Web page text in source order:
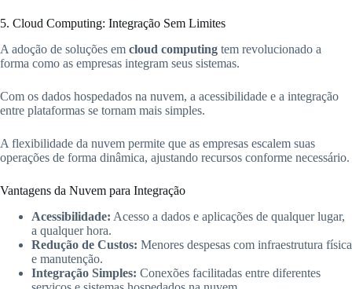
5. Cloud Computing: Integração Sem Limites
A adoção de soluções em cloud computing tem revolucionado a
forma como as empresas integram seus sistemas.
Com os dados hospedados na nuvem, a acessibilidade e a integração
entre plataformas se tornam mais simples.
A flexibilidade da nuvem permite que as empresas escalem suas
operações de forma dinâmica, ajustando recursos conforme necessário.
Vantagens da Nuvem para Integração
Acessibilidade: Acesso a dados e aplicações de qualquer lugar,
a qualquer hora.
Redução de Custos: Menores despesas com infraestrutura física
e manutenção.
Integração Simples: Conexões facilitadas entre diferentes